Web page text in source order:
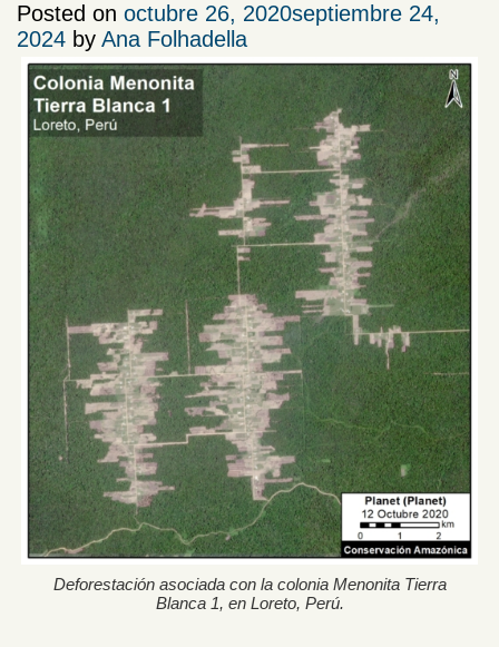
Posted on octubre 26, 2020septiembre 24,
2024 by Ana Folhadella
Deforestación asociada con la colonia Menonita Tierra
Blanca 1, en Loreto, Perú.